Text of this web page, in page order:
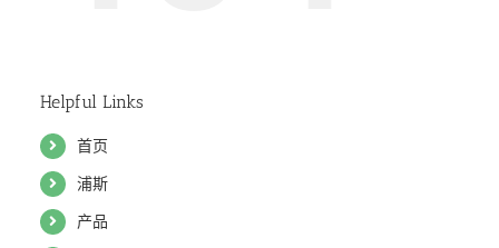
Helpful Links
首页
浦斯
产品